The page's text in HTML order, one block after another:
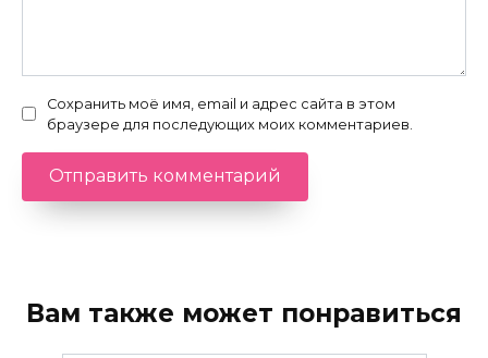
Сохранить моё имя, email и адрес сайта в этом
браузере для последующих моих комментариев.
Вам также может понравиться